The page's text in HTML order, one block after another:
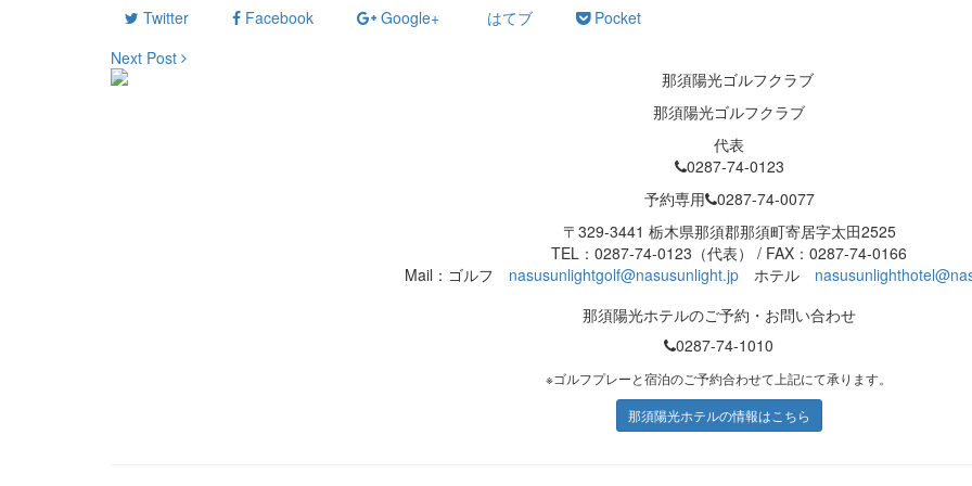
Twitter
Facebook Google+ はてブ
Pocket
Next Post
那須陽光ゴルフクラブ
代表
0287-74-0123
予約専用 0287-74-0077
〒329-3441 栃木県那須郡那須町寄居字太田2525
TEL：0287-74-0123（代表） / FAX：0287-74-0166
Mail：ゴルフ nasusunlightgolf@nasusunlight.jp ホテル
那須陽光ホテルのご予約・お問い合わせ
0287-74-1010
※ゴルフプレーと宿泊のご予約合わせて上記にて承ります。
那須陽光ホテルの情報はこちら